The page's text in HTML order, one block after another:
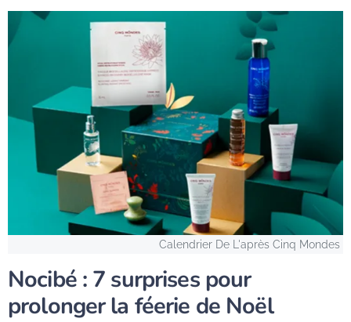
Calendrier De L'après Cinq Mondes
Nocibé : 7 surprises pour
prolonger la féerie de Noël